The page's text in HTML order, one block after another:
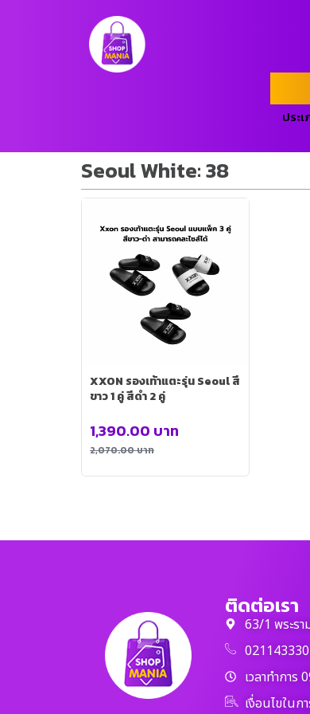
ประ
Seoul White: 38
XXON รองเท้าแตะรุ่น Seoul สี
ขาว 1 คู่ สีดำ 2 คู่
2,070.00บาท
1,390.00 บาท
ติดต่อเรา
63/1 พระรา
021143330
เวลาทำการ
เงื่อนไขใน